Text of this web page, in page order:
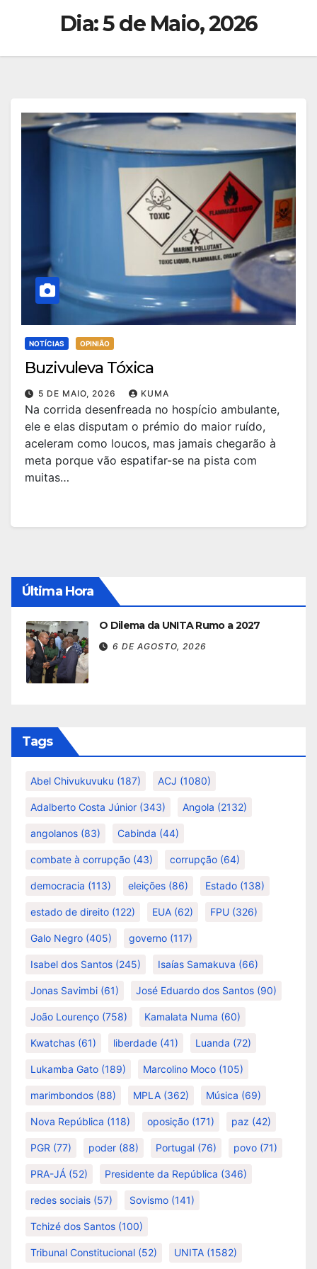
Dia:5 de Maio, 2026
NOTÍCIAS OPINIÃO
Buzivuleva Tóxica
5 DE MAIO, 2026 KUMA
Na corrida desenfreada no hospício ambulante,
ele e elas disputam o prémio do maior ruído,
aceleram como loucos, mas jamais chegarão à
meta porque vão espatifar-se na pista com
muitas…
Última Hora
O Dilema da UNITA Rumo a 2027
6 DE AGOSTO, 2026
Tags
Abel Chivukuvuku (187) ACJ (1080)
Adalberto Costa Júnior (343) Angola (2132)
angolanos (83) Cabinda (44)
combate à corrupção (43) corrupção (64)
democracia (113) eleições (86) Estado (138)
estado de direito (122) EUA (62) FPU (326)
Galo Negro (405) governo (117)
Isabel dos Santos (245) Isaías Samakuva (66)
Jonas Savimbi (61) José Eduardo dos Santos (90)
João Lourenço (758) Kamalata Numa (60)
Kwatchas (61) liberdade (41) Luanda (72)
Lukamba Gato (189) Marcolino Moco (105)
marimbondos (88) MPLA (362) Música (69)
Nova República (118) oposição (171) paz (42)
PGR (77) poder (88) Portugal (76) povo (71)
PRA-JÁ (52) Presidente da República (346)
redes sociais (57) Sovismo (141)
Tchizé dos Santos (100)
Tribunal Constitucional (52) UNITA (1582)